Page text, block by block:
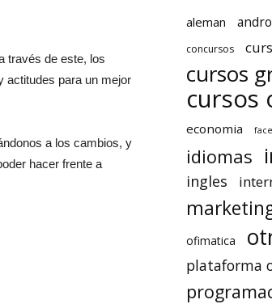
través de este, los
actitudes para un mejor
a los cambios, y
hacer frente a
aleman
concursos
cursos
cursos
economia face
idiomas
ingles
ofimatica
plataforma